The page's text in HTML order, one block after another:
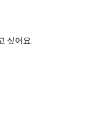
싶어요